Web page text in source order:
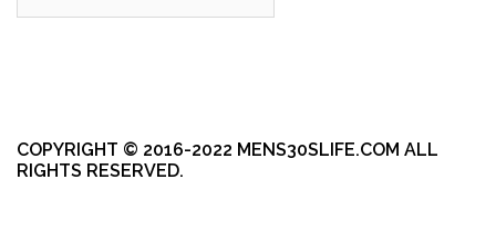
COPYRIGHT © 2016-2022 MENS30SLIFE.COM ALL
RIGHTS RESERVED.